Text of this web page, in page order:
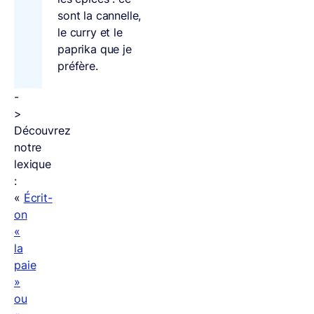
sont la cannelle,
le curry et le
paprika que je
préfère.
-
>
Découvrez
notre
lexique
:
« Écrit-
on
«
la
paie
»
ou